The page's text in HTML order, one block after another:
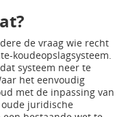
de vraag wie recht
koudeopslagsysteem.
systeem neer te
het eenvoudig
met de inpassing van
juridische